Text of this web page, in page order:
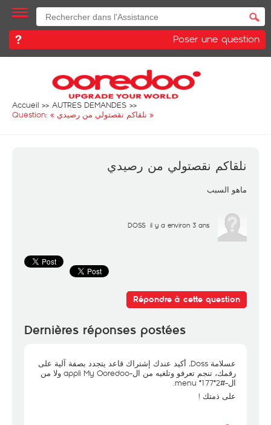
Poser une question
Accueil
AUTRES DEMANDES
Question: « نلقاكم نقصتولي من رصيدي »
نلقاكم نقصتولي من رصيدي
ماهو السبب
DOSS il y a environ 3 ans
Répondre à cette question
Dernières réponses postées
عسلامة Doss, أكيد عندك إشتراك قاعد يتجدد بصفة آلية على
رقمك، تنجم تعرفو وتلغيه من ال-appli My Ooredoo ولا من
ال-menu *177*2#.
على ذمتك !